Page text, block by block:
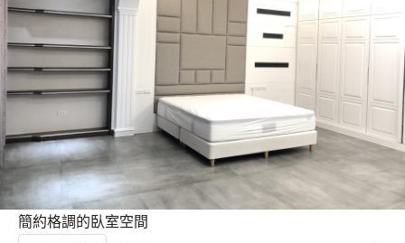
簡約格調的臥室空間